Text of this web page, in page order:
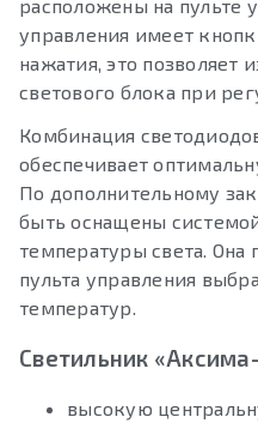
расположены на пульте
управления имеет
нажатия, это позволяет
светового блока при
Комбинация
обеспечивает
По дополнительному
быть оснащены
температуры света.
пульта управления
температур.
Светильник
высокую